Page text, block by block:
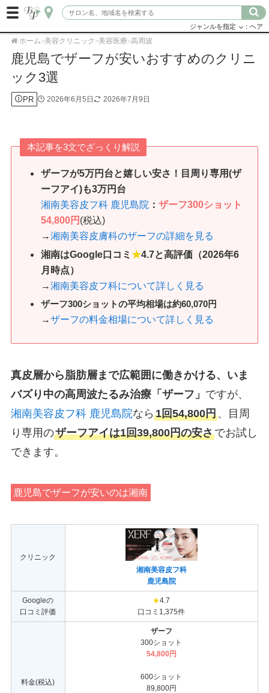
ジャンルを指定 ：ヘア
ホーム>美容クリニック >美容医療>高周波
鹿児島でザーフが安いおすすめのクリニ
ック3選
PR 2026年6月5日 2026年7月9日
本記事を3文でざっくり解説
ザーフが5万円台と嬉しい安さ！ 目周り専用(ザ
ーフアイ)も3万円台
湘南美容皮フ科 鹿児島院 ：ザーフ300ショット
54,800円 (税込)
→湘南美容皮膚科のザーフの詳細を見る
湘南はGoogle口コミ★4.7と高評価（2026年6
月時点）
→湘南美容皮フ科について詳しく見る
ザーフ300ショットの平均相場は約60,070円
→ザーフの料金相場について詳しく見る
真皮層から脂肪層まで広範囲に働きかける、いま
バズり中の高周波たるみ治療「ザーフ」 ですが、
湘南美容皮フ科 鹿児島院なら 1回54,800円、目周
り専用のザーフアイは1回39,800円の安さでお試し
できます。
鹿児島でザーフが安いのは湘南
クリニック
湘南美容皮フ科
鹿児島院
Googleの
口コミ評価
★4.7
口コミ1,375件
料金(税込)
ザーフ
300ショット
54,800円
600ショット
89,800円